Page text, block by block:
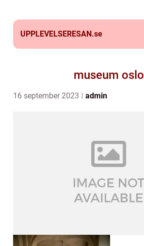
UPPLEVELSERESAN.se
museum oslo
16 september 2023 admin